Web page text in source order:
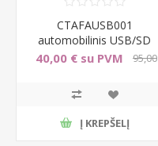
CTAFAUSB001
automobilinis USB/SD
adapteris Fiat
40,00 € su PVM
95,00
Į KREPŠELĮ